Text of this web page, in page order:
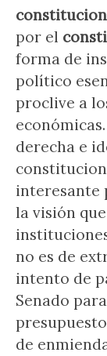
por el
forma de
político
proclive a
derecha e
interesante
la visión
no es de
intento de
Senado
de